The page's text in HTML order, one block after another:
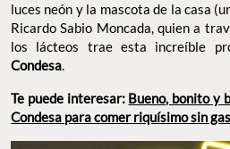
luces neón y la mascota de la casa
Ricardo Sabio Moncada, quien a
los lácteos trae esta increíble
Condesa.
Te puede interesar: Bueno, bonito y
Condesa para comer riquísimo sin